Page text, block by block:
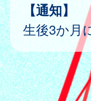
【通知】
生後3か月